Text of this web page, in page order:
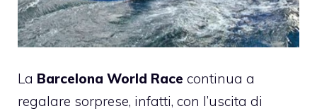
La Barcelona World Race continua a
regalare sorprese, infatti, con l’uscita di